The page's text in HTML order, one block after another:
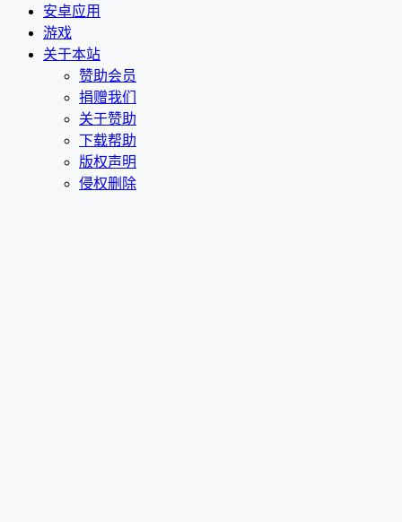
安卓应用
游戏
关于本站
赞助会员
捐赠我们
关于赞助
下载帮助
版权声明
侵权删除